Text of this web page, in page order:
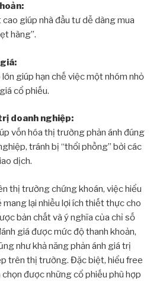
giúp nhà đầu tư dễ dàng mua
hàng”.
giúp hạn chế việc một nhóm nhỏ
cổ phiếu.
doanh nghiệp:
vốn hóa thị trường phản ánh đúng
tránh bị “thổi phồng” bởi các
dịch.
thị trường chứng khoán, việc hiểu
lại nhiều lợi ích thiết thực cho
bản chất và ý nghĩa của chỉ số
giá được mức độ thanh khoản,
như khả năng phản ánh giá trị
trên thị trường. Đặc biệt, hiểu free
được những cổ phiếu phù hợp